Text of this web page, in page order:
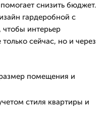
снизить бюджет.
гардеробной с
интерьер
сейчас, но и через
помещения и
стиля квартиры и